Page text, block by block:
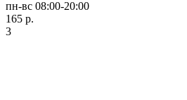
пн-вс 08:00-20:00
165 р.
3